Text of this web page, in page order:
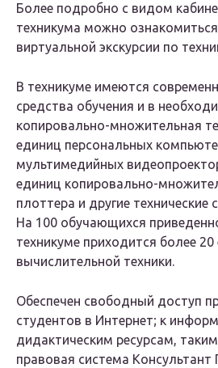
Более подробно с видом
техникума можно
виртуальной экскурсии по
В техникуме имеются
средства обучения и в
копировально-множительная
единиц персональных
мультимедийных
единиц копировально-
плоттера и другие технические
На 100 обучающихся
техникуме приходится более
вычислительной техники.
Обеспечен свободный доступ
студентов в Интернет; к
дидактическим ресурсам,
правовая система Консультант